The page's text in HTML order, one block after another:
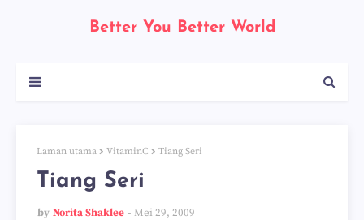
Better You Better World
Laman utama VitaminC Tiang Seri
Tiang Seri
by Norita Shaklee Mei 29, 2009